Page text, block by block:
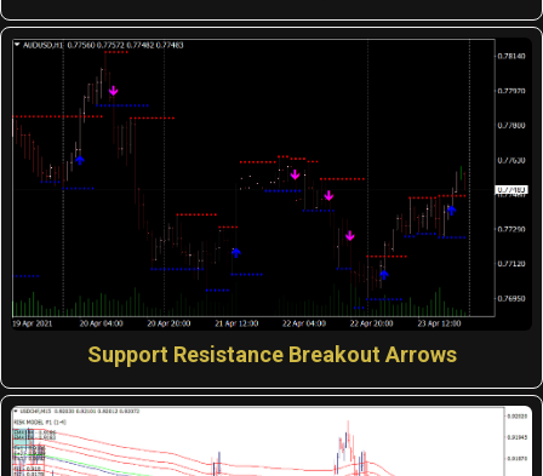
Support Resistance Breakout Arrows